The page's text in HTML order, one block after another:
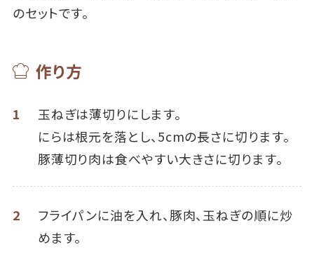
のセットです。
作り方
1
玉ねぎは薄切りにします。
にらは根元を落とし、5cmの長さに切ります。
豚薄切り肉は食べやすい大きさに切ります。
2
フライパンに油を入れ、豚肉、玉ねぎの順に炒
めます。